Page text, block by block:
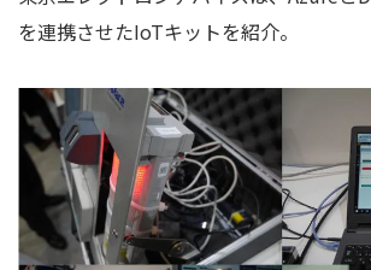
を連携させたIoTキットを紹介。